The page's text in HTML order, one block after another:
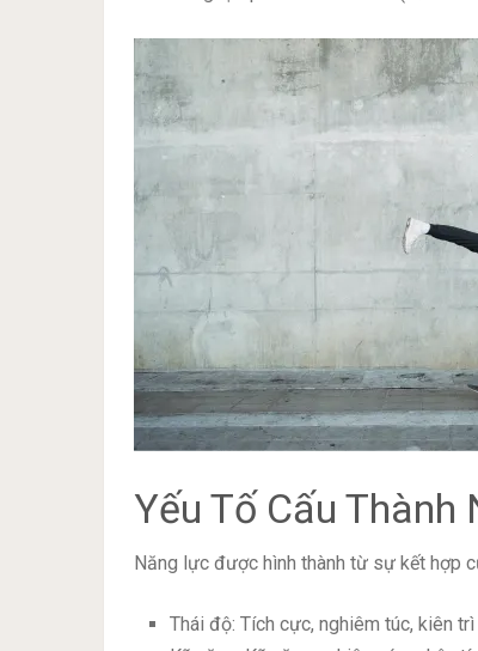
Yếu Tố Cấu Thành
Năng lực được hình thành từ sự kết hợp
Thái độ: Tích cực, nghiêm túc, kiên